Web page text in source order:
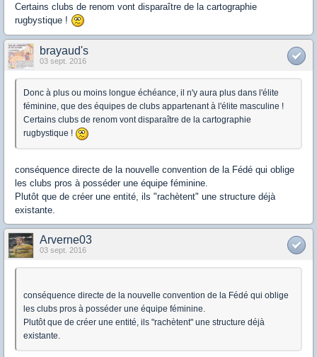
Certains clubs de renom vont disparaître de la cartographie
rugbystique !
brayaud's
03 sept. 2016
Donc à plus ou moins longue échéance, il n'y aura plus dans l'élite
féminine, que des équipes de clubs appartenant à l'élite masculine !
Certains clubs de renom vont disparaître de la cartographie
rugbystique !
conséquence directe de la nouvelle convention de la Fédé qui oblige
les clubs pros à posséder une équipe féminine.
Plutôt que de créer une entité, ils "rachètent" une structure déjà
existante.
Arverne03
03 sept. 2016
conséquence directe de la nouvelle convention de la Fédé qui oblige
les clubs pros à posséder une équipe féminine.
Plutôt que de créer une entité, ils "rachètent" une structure déjà
existante.